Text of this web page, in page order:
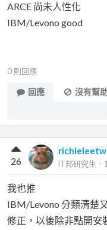
ARCE 尚未人性化
IBM/Levono good
0 則回應
回應
沒有幫
richieleetw
iT邦研究生 ．
26
我也推
IBM/Levono 分類清楚
修正，以後除非點開安